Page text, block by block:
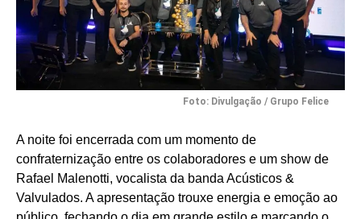
Foto: Divulgação / Grupo Felice
A noite foi encerrada com um momento de
confraternização entre os colaboradores e um show de
Rafael Malenotti, vocalista da banda Acústicos &
Valvulados. A apresentação trouxe energia e emoção ao